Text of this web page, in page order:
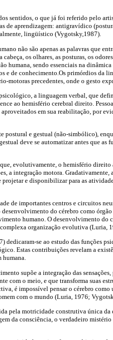
sentidos, o que já foi referido pelo
de aprendizagem: antigravídico
lingüístico (Vygotsky,1987).
não são apenas as palavras que
os olhares, as posturas, os
humana, sendo essenciais na
e de conhecimento.Os primórdios da
motoras precedentes, onde o gesto
a linguagem verbal, que
ao hemisfério cerebral direito.
aproveitados em sua reabilitação, por
postural e gestual (não-simbólico),
deve se automatizar antes que as
evolutivamente, o hemisfério
a integração motora.
projetar e disponibilizar para as
de importantes centros e circuitos
do cérebro como
humano. O desenvolvimento do
complexa organização evolutiva (Luria,
dedicaram-se ao estudo das funções
Estas contribuições revelam a
humana.
supõe a integração das
com o meio, e que transforma suas
é impossível pensar o cérebro
com o mundo (Luria, 1976;
pela motricidade construtiva única
da consciência, o verdadeiro